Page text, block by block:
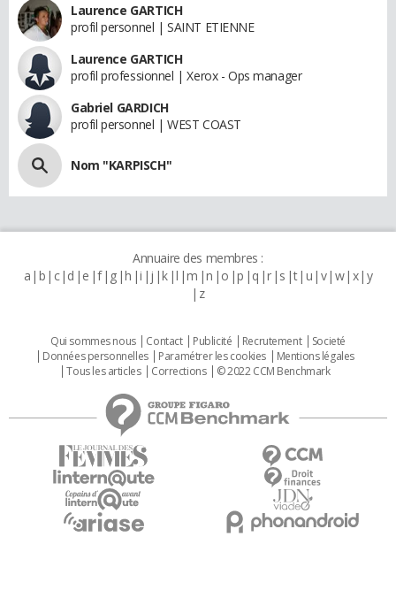
Laurence GARTICH
profil personnel | SAINT ETIENNE
Laurence GARTICH
profil professionnel | Xerox - Ops manager
Gabriel GARDICH
profil personnel | WEST COAST
Nom "KARPISCH"
Annuaire des membres :
a b c d e f g h i j k l m n o p q r s t u v w x y
z
Qui sommes nous Contact Publicité Recrutement
Societé
Données personnelles
Paramétrer les cookies
Mentions légales
Tous les articles
Corrections © 2022 CCM Benchmark